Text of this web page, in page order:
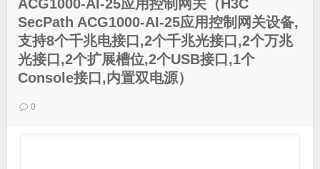
ACG1000-AI-25应用控制网关（H3C
SecPath ACG1000-AI-25应用控制网关设备,
支持8个千兆电接口,2个千兆光接口,2个万兆
光接口,2个扩展槽位,2个USB接口,1个
Console接口,内置双电源）
0